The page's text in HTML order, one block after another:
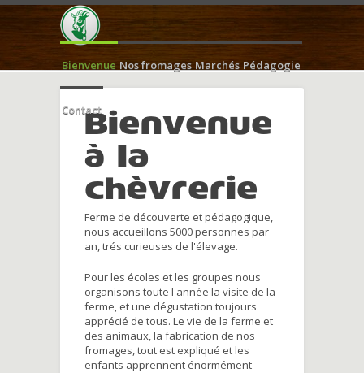
Bienvenue Nos fromages Marchés Pédagogie
ContactBienvenue
à la
chèvrerie
Ferme de découverte et pédagogique,
nous accueillons 5000 personnes par
an, trés curieuses de l'élevage.
Pour les écoles et les groupes nous
organisons toute l'année la visite de la
ferme, et une dégustation toujours
apprécié de tous. Le vie de la ferme et
des animaux, la fabrication de nos
fromages, tout est expliqué et les
enfants apprennent énormément